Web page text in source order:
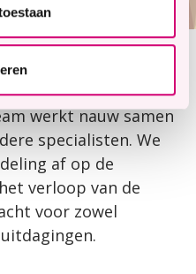
werkt nauw samen
specialisten. We
af op de
verloop van de
voor zowel